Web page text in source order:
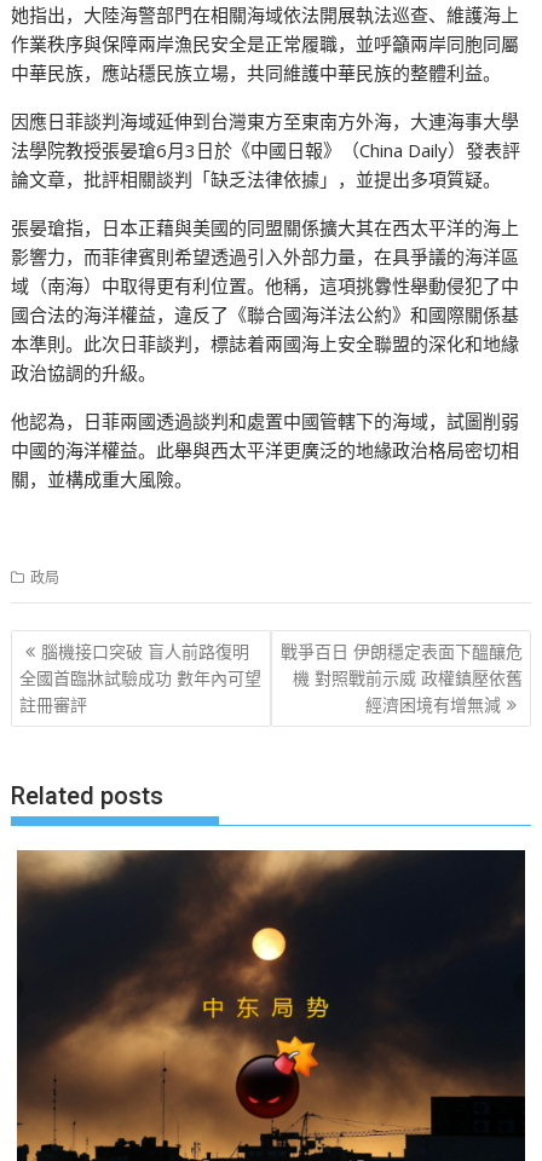
她指出，大陸海警部門在相關海域依法開展執法巡查、維護海上
作業秩序與保障兩岸漁民安全是正常履職，並呼籲兩岸同胞同屬
中華民族，應站穩民族立場，共同維護中華民族的整體利益。
因應日菲談判海域延伸到台灣東方至東南方外海，大連海事大學
法學院教授張晏瑲6月3日於《中國日報》（China Daily）發表評
論文章，批評相關談判「缺乏法律依據」，並提出多項質疑。
張晏瑲指，日本正藉與美國的同盟關係擴大其在西太平洋的海上
影響力，而菲律賓則希望透過引入外部力量，在具爭議的海洋區
域（南海）中取得更有利位置。他稱，這項挑釁性舉動侵犯了中
國合法的海洋權益，違反了《聯合國海洋法公約》和國際關係基
本準則。此次日菲談判，標誌着兩國海上安全聯盟的深化和地緣
政治協調的升級。
他認為，日菲兩國透過談判和處置中國管轄下的海域，試圖削弱
中國的海洋權益。此舉與西太平洋更廣泛的地緣政治格局密切相
關，並構成重大風險。
政局
文
章
导
腦機接口突破 盲人前路復明
全國首臨牀試驗成功 數年內可望
註冊審評
戰爭百日 伊朗穩定表面下醞釀危
機 對照戰前示威 政權鎮壓依舊
經濟困境有增無減
Related posts